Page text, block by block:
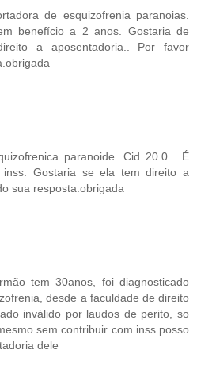
de esquizofrenia paranoias.
benefício a 2 anos. Gostaria de
a aposentadoria.. Por favor
paranoide. Cid 20.0 . É
Gostaria se ela tem direito a
sua resposta.obrigada
tem 30anos, foi diagnosticado
desde a faculdade de direito
inválido por laudos de perito, so
sem contribuir com inss posso
dele